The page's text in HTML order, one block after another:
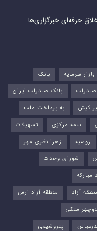
حرفه‌ای خبرگزاری‌ها
بازار سرمایه
بانک
صادرات
بانک صادرات ایران
کیش
به پرداخت ملت
بیمه مرکزی
تسهیلات
روسیه
زهرا نظری مهر
شورای وحدت
مبارکه
منطقه آزاد
منطقه آزاد ارس
متکی
پتروشیمی